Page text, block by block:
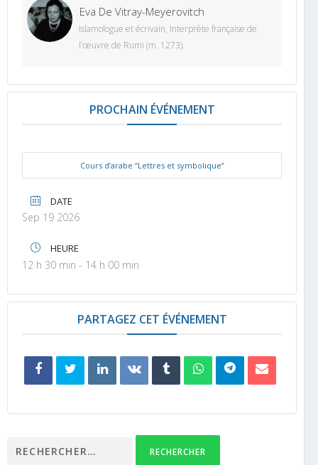
Eva De Vitray-Meyerovitch
Islamologue et écrivain, Interprète française de
l'œuvre de Rumi (m. 1273).
PROCHAIN ÉVÉNEMENT
Cours d’arabe “Lettres et symbolique”
DATE
Sep 19 2026
HEURE
12 h 30 min - 14 h 00 min
PARTAGEZ CET ÉVÉNEMENT